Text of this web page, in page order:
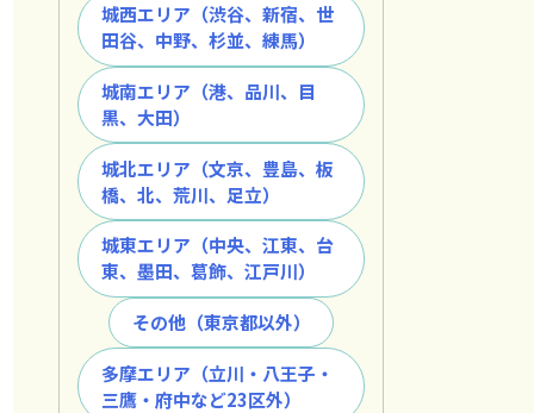
城西エリア（渋谷、新宿、世
田谷、中野、杉並、練馬）
城南エリア（港、品川、目
黒、大田）
城北エリア（文京、豊島、板
橋、北、荒川、足立）
城東エリア（中央、江東、台
東、墨田、葛飾、江戸川）
その他（東京都以外）
多摩エリア（立川・八王子・
三鷹・府中など23区外）